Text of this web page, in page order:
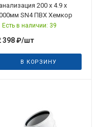
200 х 4.9 х
SN4 ПВХ Хемкор
Есть в наличии: 39
398₽/шт
В КОРЗИНУ